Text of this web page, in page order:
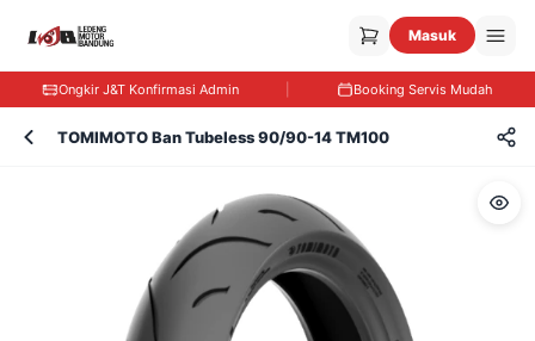
Masuk
Ongkir J&T Konfirmasi Admin Booking Servis Mudah
TOMIMOTO Ban Tubeless 90/90-14 TM100